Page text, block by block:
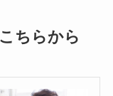
ちらから